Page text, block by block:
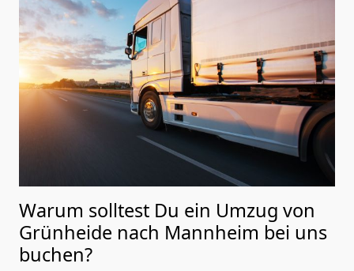
Warum solltest Du ein Umzug von
Grünheide nach Mannheim bei uns
buchen?